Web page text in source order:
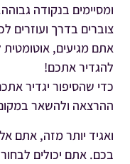
ומסיימים בנקודה
צוברים בדרך ועוזרים
אתם מגיעים,
להגדיר אתכם!
כדי שהסיפור יגדיר
ההרצאה ולהשאר
ואגיד יותר מזה, אתם
בכם. אתם יכולים